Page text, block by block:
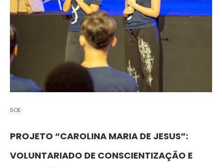
SOE
PROJETO “CAROLINA MARIA DE JESUS”:
VOLUNTARIADO DE CONSCIENTIZAÇÃO E